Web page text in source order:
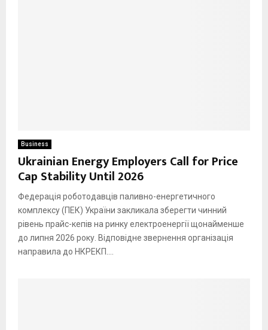
Business
Ukrainian Energy Employers Call for Price
Cap Stability Until 2026
Федерація роботодавців паливно-енергетичного
комплексу (ПЕК) України закликала зберегти чинний
рівень прайс-кепів на ринку електроенергії щонайменше
до липня 2026 року. Відповідне звернення організація
направила до НКРЕКП....